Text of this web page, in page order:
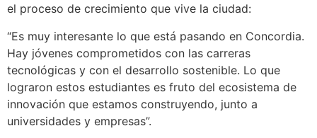
el proceso de crecimiento que vive la ciudad:
“Es muy interesante lo que está pasando en Concordia.
Hay jóvenes comprometidos con las carreras
tecnológicas y con el desarrollo sostenible. Lo que
lograron estos estudiantes es fruto del ecosistema de
innovación que estamos construyendo, junto a
universidades y empresas”.